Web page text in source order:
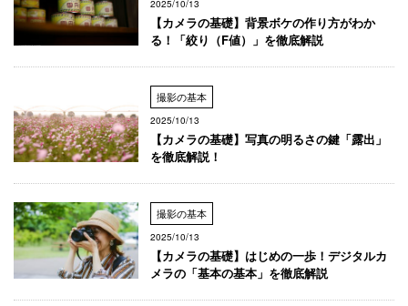
2025/10/13
【カメラの基礎】背景ボケの作り方がわか
る！「絞り（F値）」を徹底解説
撮影の基本
2025/10/13
【カメラの基礎】写真の明るさの鍵「露出」
を徹底解説！
撮影の基本
2025/10/13
【カメラの基礎】はじめの一歩！デジタルカ
メラの「基本の基本」を徹底解説